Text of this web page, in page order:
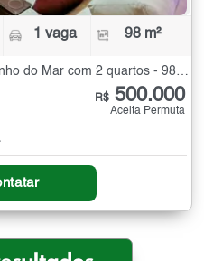
1 vaga 98 m²
Sobrado à Venda na Vila Caminho do Mar com 2 quartos - 98 m²
R$ 500.000
Aceita Permuta